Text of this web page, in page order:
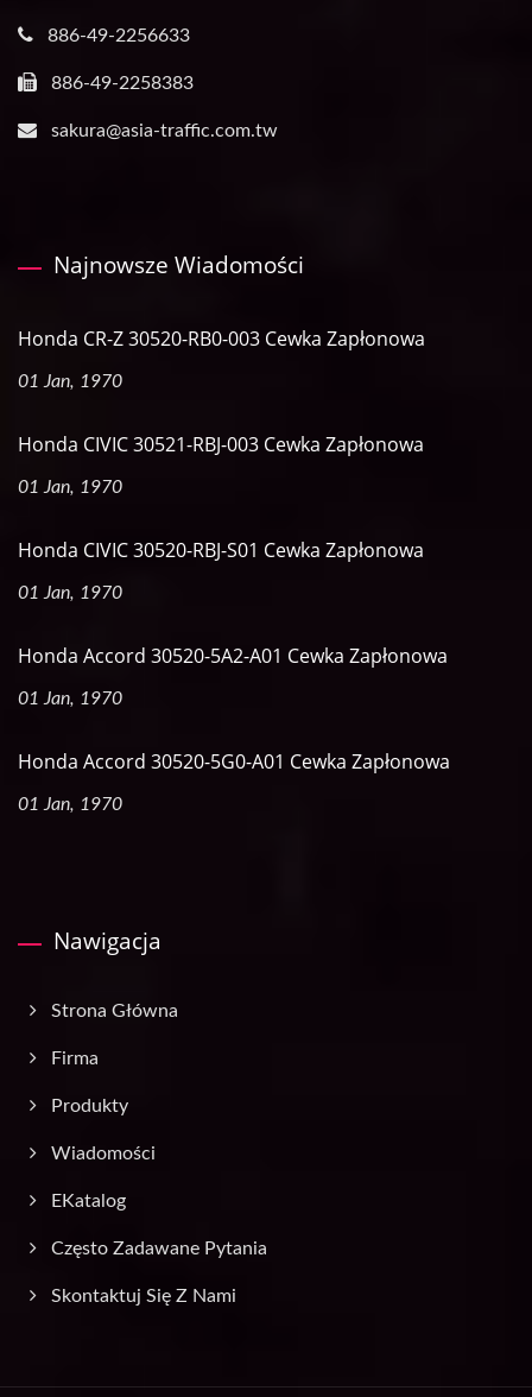
886-49-2256633
886-49-2258383
sakura@asia-traffic.com.tw
Najnowsze Wiadomości
Honda CR-Z 30520-RB0-003 Cewka Zapłonowa
01 Jan, 1970
Honda CIVIC 30521-RBJ-003 Cewka Zapłonowa
01 Jan, 1970
Honda CIVIC 30520-RBJ-S01 Cewka Zapłonowa
01 Jan, 1970
Honda Accord 30520-5A2-A01 Cewka Zapłonowa
01 Jan, 1970
Honda Accord 30520-5G0-A01 Cewka Zapłonowa
01 Jan, 1970
Nawigacja
Strona Główna
Firma
Produkty
Wiadomości
EKatalog
Często Zadawane Pytania
Skontaktuj Się Z Nami